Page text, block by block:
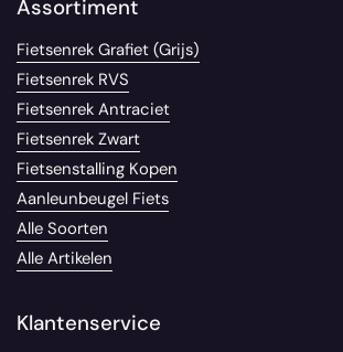
Assortiment
Fietsenrek Grafiet (Grijs)
Fietsenrek RVS
Fietsenrek Antraciet
Fietsenrek Zwart
Fietsenstalling Kopen
Aanleunbeugel Fiets
Alle Soorten
Alle Artikelen
Klantenservice